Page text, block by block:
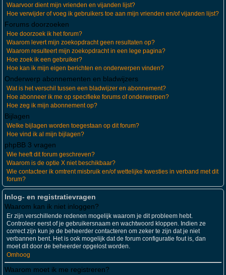
Waarvoor dient mijn vrienden en vijanden lijst?
Hoe verwijder of voeg ik gebruikers toe aan mijn vrienden en/of vijanden lijst?
Forums doorzoeken
Hoe doorzoek ik het forum?
Waarom levert mijn zoekopdracht geen resultaten op?
Waarom resulteert mijn zoekopdracht in een lege pagina?
Hoe zoek ik een gebruiker?
Hoe kan ik mijn eigen berichten en onderwerpen vinden?
Onderwerp abonnementen en bladwijzers
Wat is het verschil tussen een bladwijzer en abonnement?
Hoe abonneer ik me op specifieke forums of onderwerpen?
Hoe zeg ik mijn abonnement op?
Bijlagen
Welke bijlagen worden toegestaan op dit forum?
Hoe vind ik al mijn bijlagen?
phpBB 3 vragen
Wie heeft dit forum geschreven?
Waarom is de optie X niet beschikbaar?
Wie contacteer ik omtrent misbruik en/of wettelijke kwesties in verband met dit
forum?
Inlog- en registratievragen
Waarom kan ik niet inloggen?
Er zijn verschillende redenen mogelijk waarom je dit probleem hebt.
Controleer eerst of je gebruikersnaam en wachtwoord kloppen. Indien ze
correct zijn kun je de beheerder contacteren om zeker te zijn dat je niet
verbannen bent. Het is ook mogelijk dat de forum configuratie fout is, dan
moet dit door de beheerder opgelost worden.
Omhoog
Waarom moet ik me registreren?